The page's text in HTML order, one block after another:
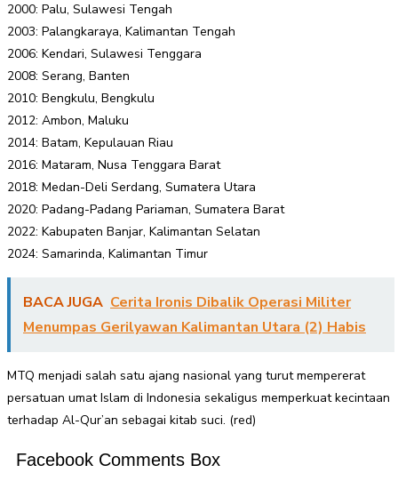
2000: Palu, Sulawesi Tengah
2003: Palangkaraya, Kalimantan Tengah
2006: Kendari, Sulawesi Tenggara
2008: Serang, Banten
2010: Bengkulu, Bengkulu
2012: Ambon, Maluku
2014: Batam, Kepulauan Riau
2016: Mataram, Nusa Tenggara Barat
2018: Medan-Deli Serdang, Sumatera Utara
2020: Padang-Padang Pariaman, Sumatera Barat
2022: Kabupaten Banjar, Kalimantan Selatan
2024: Samarinda, Kalimantan Timur
BACA JUGA Cerita Ironis Dibalik Operasi Militer
Menumpas Gerilyawan Kalimantan Utara (2) Habis
MTQ menjadi salah satu ajang nasional yang turut mempererat
persatuan umat Islam di Indonesia sekaligus memperkuat kecintaan
terhadap Al-Qur’an sebagai kitab suci. (red)
Facebook Comments Box